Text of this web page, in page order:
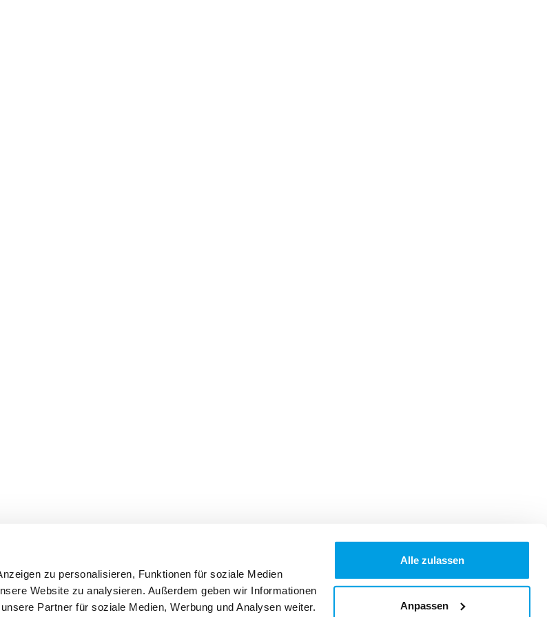
zu personalisieren, Funktionen für soziale Medien
Website zu analysieren. Außerdem geben wir Informationen
Partner für soziale Medien, Werbung und Analysen weiter.
Alle zulassen
Anpassen